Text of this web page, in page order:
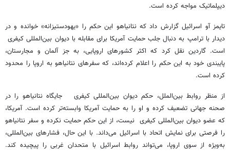
دیپلماتیک مواجه کرده است.
تایمز آو اسرائیل گزارش داد که نتانیاهو این حکم را «یهودستیزانه» خوانده و در
دیدار با ترامپ به دنبال جلب حمایت آمریکا برای مقابله با دیوان بین‌المللی کیفری
است. گاردین نقل کرد که اکثر کشورهای اروپایی، به جز آلمان و مجارستان،
پایبندی خود به این حکم را اعلام کرده‌اند، که سفرهای نتانیاهو به اروپا را محدود
کرده است.
از منظر روابط بین‌الملل، حکم دیوان بین‌المللی کیفری جایگاه نتانیاهو را در
صحنه جهانی تضعیف کرده و او را به حمایت آمریکا وابسته‌تر کرده است. آمریکا،
که عضو دیوان بین‌المللی کیفری نیست، از این حکم حمایت نکرده و سفر نتانیاهو
را فرصتی برای نمایش اتحاد با اسرائیل می‌داند. با این حال، فشارهای بین‌المللی،
به‌ویژه از سوی اروپا، می‌تواند روابط اسرائیل با متحدان غربی را پیچیده کند.